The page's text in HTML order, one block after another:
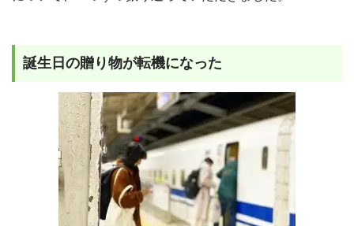
誕生日の贈り物が転機になった